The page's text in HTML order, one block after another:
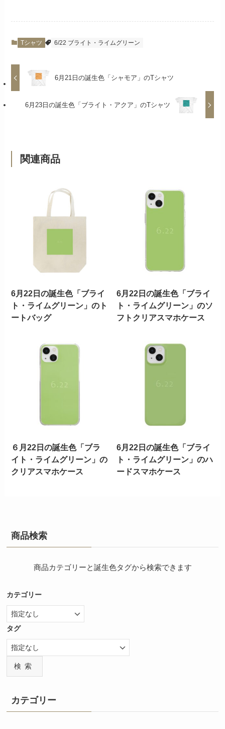
Tシャツ 6/22 ブライト・ライムグリーン
6月21日の誕生色「シャモア」のTシャツ
6月23日の誕生色「ブライト・アクア」のTシャツ
関連商品
6月22日の誕生色「ブライ
ト・ライムグリーン」のト
ートバッグ
6月22日の誕生色「ブライ
ト・ライムグリーン」のソ
フトクリアスマホケース
６月22日の誕生色「ブラ
イト・ライムグリーン」の
クリアスマホケース
6月22日の誕生色「ブライ
ト・ライムグリーン」のハ
ードスマホケース
商品検索
商品カテゴリーと誕生色タグから検索できます
カテゴリー
タグ
検索
カテゴリー